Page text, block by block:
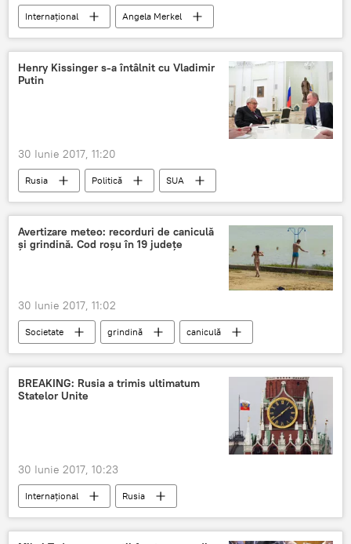
Internaţional Angela Merkel
Henry Kissinger s-a întâlnit cu Vladimir
Putin
30 Iunie 2017, 11:20
Rusia Politică
SUA
Henry Kissinger
Întâlnire Kremlin
Avertizare meteo: recorduri de caniculă
și grindină. Cod roșu în 19 județe
30 Iunie 2017, 11:02
Societate grindină caniculă
BREAKING: Rusia a trimis ultimatum
Statelor Unite
30 Iunie 2017, 10:23
Internaţional
Rusia
Statele Unite ale Americii